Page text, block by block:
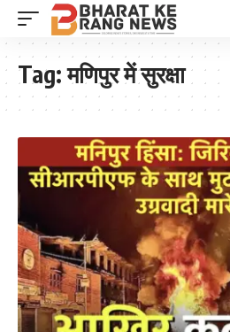
Tag:मणिपुर में सुरक्षा